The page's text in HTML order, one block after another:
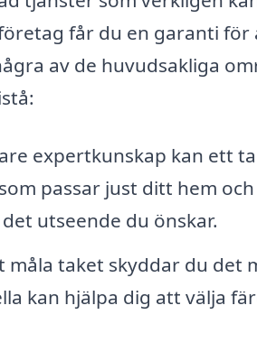
får du en garanti
av de huvudsakliga
expertkunskap kan ett
passar just ditt hem
utseende du önskar.
måla taket skyddar du det
kan hjälpa dig att välja